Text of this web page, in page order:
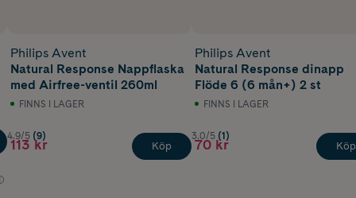
Philips Avent
Natural Response Nappflaska
med Airfree-ventil 260ml
FINNS I LAGER
4.9/5 (9)
113 kr Köp
Philips Avent
Natural Response dinapp
Flöde 6 (6 mån+) 2 st
FINNS I LAGER
3.0/5 (1)
70 kr Köp